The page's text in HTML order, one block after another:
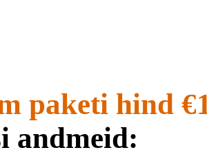
paketi hind
andmeid: